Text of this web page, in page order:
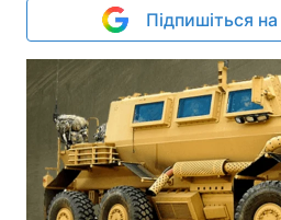
Підпишіться